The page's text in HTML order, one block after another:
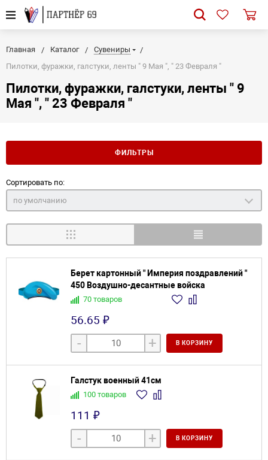
Главная Каталог
Сувениры
Пилотки, фуражки, галстуки, ленты " 9 Мая ", " 23 Февраля "
Пилотки, фуражки, галстуки, ленты " 9
Мая ", " 23 Февраля "
ФИЛЬТРЫ
Сортировать по:
по умолчанию
Берет картонный " Империя поздравлений "
450 Воздушно-десантные войска
70 товаров
56.65 ₽
- + В КОРЗИНУ
Галстук военный 41см
100 товаров
111 ₽
- + В КОРЗИНУ